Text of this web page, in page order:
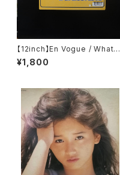
【12inch】En Vogue / Whatev
er (The Tumblin' Dice Rem
ixes)
¥1,800